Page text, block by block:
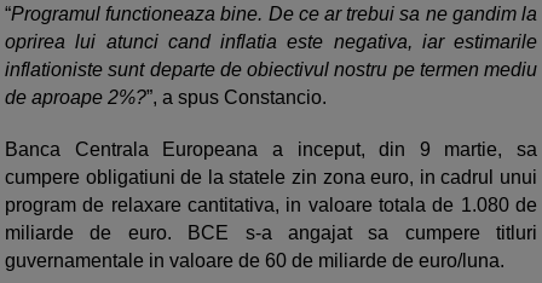
“Programul functioneaza bine. De ce ar trebui sa ne gandim la
oprirea lui atunci cand inflatia este negativa, iar estimarile
inflationiste sunt departe de obiectivul nostru pe termen mediu
de aproape 2%?”, a spus Constancio.
Banca Centrala Europeana a inceput, din 9 martie, sa
cumpere obligatiuni de la statele zin zona euro, in cadrul unui
program de relaxare cantitativa, in valoare totala de 1.080 de
miliarde de euro. BCE s-a angajat sa cumpere titluri
guvernamentale in valoare de 60 de miliarde de euro/luna.